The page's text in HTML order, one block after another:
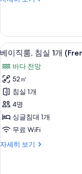
개
진
모
두
보
기
침
실
1
개
(BenjaminGreen)
자
세
히
보
기
베
이
직
룸,
침
실
1
개
(Frenchcountryblue)
14
베이직룸, 침실 1개
바다 전망
52㎡
침실 1개
4명
싱글침대 1개
무료 WiFi
자세히 보기
베